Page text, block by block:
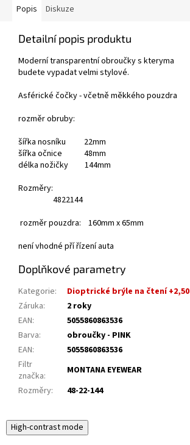
Popis Diskuze
Detailní popis produktu
Moderní transparentní obroučky s kteryma
budete vypadat velmi stylové.
Asférické čočky - včetně měkkého pouzdra
rozměr obruby:
šířka nosníku 22mm
šířka očnice 48mm
délka nožičky 144mm
Rozměry:
4822144
rozměr pouzdra: 160mm x 65mm
není vhodné pří řízení auta
Doplňkové parametry
Kategorie:
Dioptrické brýle na čtení +2,50
Záruka:
2 roky
EAN:
5055860863536
Barva:
obroučky - PINK
EAN:
5055860863536
Filtr
značka:
MONTANA EYEWEAR
Rozměry: 48-22-144
High-contrast mode